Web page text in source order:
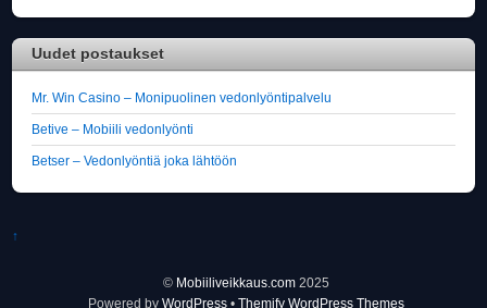
Uudet postaukset
Mr. Win Casino – Monipuolinen vedonlyöntipalvelu
Betive – Mobiili vedonlyönti
Betser – Vedonlyöntiä joka lähtöön
↑
© Mobiiliveikkaus.com 2025
Powered by WordPress • Themify WordPress Themes